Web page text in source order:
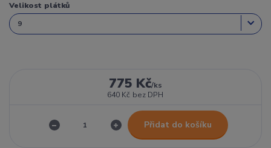
Velikost plátků
775 Kč/ks
640 Kč bez DPH
Přidat do košíku